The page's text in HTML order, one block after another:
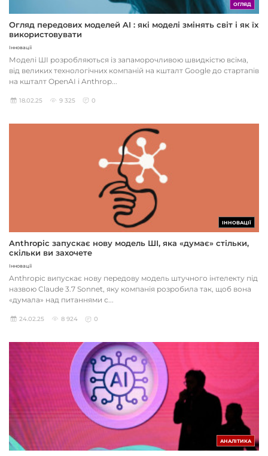
ОГЛЯД
Огляд передових моделей AI : які моделі змінять світ і як їх
використовувати
Інновації
Моделі ШІ розробляються із запаморочливою швидкістю всіма,
від великих технологічних компаній на кшталт Google до стартапів
на кшталт OpenAI і Anthrop...
18.02.25 9 325 0
ІННОВАЦІЇ
Anthropic запускає нову модель ШІ, яка «думає» стільки,
скільки ви захочете
Інновації
Anthropic випускає нову передову модель штучного інтелекту під
назвою Claude 3.7 Sonnet, яку компанія розробила так, щоб вона
«думала» над питаннями с...
24.02.25 8 924 0
АНАЛІТИКА